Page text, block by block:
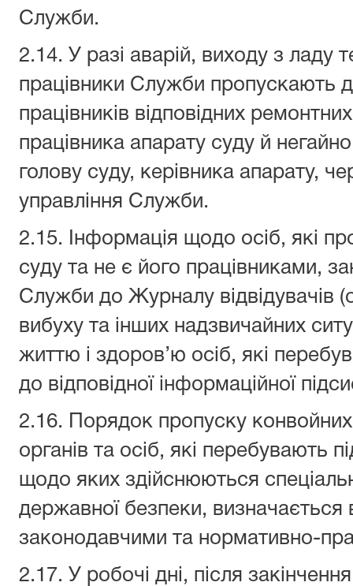
Служби.
2.14. У разі аварій, виходу з ладу
працівники Служби пропускають
працівників відповідних
працівника апарату суду й
голову суду, керівника апарату,
управління Служби.
2.15. Інформація щодо осіб, які
суду та не є його працівниками,
Служби до Журналу відвідувачів
вибуху та інших надзвичайних
життю і здоров’ю осіб, які
до відповідної інформаційної
2.16. Порядок пропуску
органів та осіб, які перебувають
щодо яких здійснюються
державної безпеки, визначається
законодавчими та нормативно-
2.17. У робочі дні, після